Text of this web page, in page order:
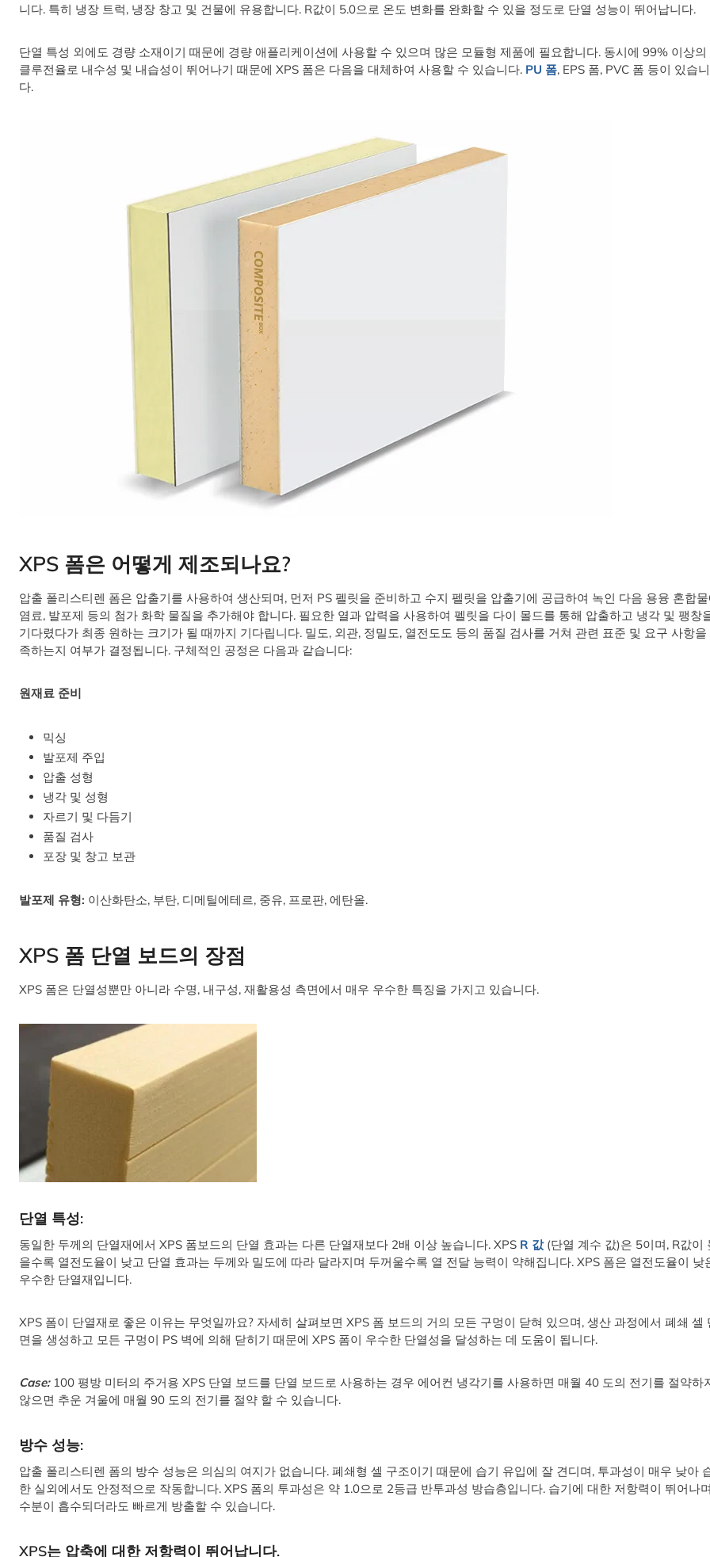
니다. 특히 냉장 트럭, 냉장 창고 및 건물에 유용합니다. R값이 5.0으로 온도 변화를 완화할 수 있을 정도로 단열 성능이 뛰어납니다.
단열 특성 외에도 경량 소재이기 때문에 경량 애플리케이션에 사용할 수 있으며 많은 모듈형 제품에 필요합니다. 동시에 99% 이상의
클루전율로 내수성 및 내습성이 뛰어나기 때문에 XPS 폼은 다음을 대체하여 사용할 수 있습니다. PU 폼, EPS 폼, PVC 폼 등이 있습니
다.
XPS 폼은 어떻게 제조되나요?
압출 폴리스티렌 폼은 압출기를 사용하여 생산되며, 먼저 PS 펠릿을 준비하고 수지 펠릿을 압출기에 공급하여 녹인 다음 용융 혼합
염료, 발포제 등의 첨가 화학 물질을 추가해야 합니다. 필요한 열과 압력을 사용하여 펠릿을 다이 몰드를 통해 압출하고 냉각 및 팽창
기다렸다가 최종 원하는 크기가 될 때까지 기다립니다. 밀도, 외관, 정밀도, 열전도도 등의 품질 검사를 거쳐 관련 표준 및 요구 사항을
족하는지 여부가 결정됩니다. 구체적인 공정은 다음과 같습니다:
원재료 준비
믹싱
발포제 주입
압출 성형
냉각 및 성형
자르기 및 다듬기
품질 검사
포장 및 창고 보관
발포제 유형: 이산화탄소, 부탄, 디메틸에테르, 중유, 프로판, 에탄올.
XPS 폼 단열 보드의 장점
XPS 폼은 단열성뿐만 아니라 수명, 내구성, 재활용성 측면에서 매우 우수한 특징을 가지고 있습니다.
단열 특성:
동일한 두께의 단열재에서 XPS 폼보드의 단열 효과는 다른 단열재보다 2배 이상 높습니다. XPS R 값(단열 계수 값)은 5이며, R값이
을수록 열전도율이 낮고 단열 효과는 두께와 밀도에 따라 달라지며 두꺼울수록 열 전달 능력이 약해집니다. XPS 폼은 열전도율이 낮
우수한 단열재입니다.
XPS 폼이 단열재로 좋은 이유는 무엇일까요? 자세히 살펴보면 XPS 폼 보드의 거의 모든 구멍이 닫혀 있으며, 생산 과정에서 폐쇄 셀
면을 생성하고 모든 구멍이 PS 벽에 의해 닫히기 때문에 XPS 폼이 우수한 단열성을 달성하는 데 도움이 됩니다.
Case:100 평방 미터의 주거용 XPS 단열 보드를 단열 보드로 사용하는 경우 에어컨 냉각기를 사용하면 매월 40 도의 전기를 절약하
않으면 추운 겨울에 매월 90 도의 전기를 절약 할 수 있습니다.
방수 성능:
압출 폴리스티렌 폼의 방수 성능은 의심의 여지가 없습니다. 폐쇄형 셀 구조이기 때문에 습기 유입에 잘 견디며, 투과성이 매우 낮아
한 실외에서도 안정적으로 작동합니다. XPS 폼의 투과성은 약 1.0으로 2등급 반투과성 방습층입니다. 습기에 대한 저항력이 뛰어나
수분이 흡수되더라도 빠르게 방출할 수 있습니다.
XPS는 압축에 대한 저항력이 뛰어납니다.